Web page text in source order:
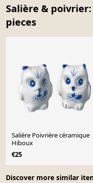
Salière &
pieces
Discover more similar
Salière Poivrière céramique
Hiboux
€25